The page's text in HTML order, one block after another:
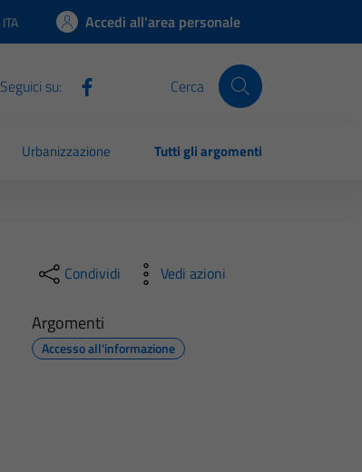
Lingua attiva:
ITA Accedi all'area personale
Seguici su: Cerca
Urbanizzazione Tutti gli argomenti
Condividi Vedi azioni
Argomenti
Accesso all'informazione